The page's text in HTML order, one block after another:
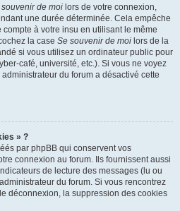
souvenir de moi lors de votre connexion,
une durée déterminée. Cela empêche
compte à votre insu en utilisant le même
la case Se souvenir de moi lors de la
si vous utilisez un ordinateur public pour
café, université, etc.). Si vous ne voyez
du forum a désactivé cette
» ?
par phpBB qui conservent vos
connexion au forum. Ils fournissent aussi
de lecture des messages (lu ou
du forum. Si vous rencontrez
déconnexion, la suppression des cookies